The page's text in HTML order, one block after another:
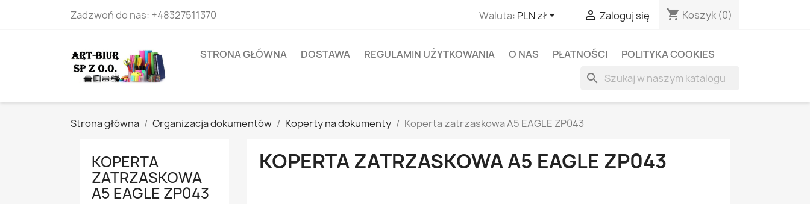
Zadzwoń do nas: +48327511370 Waluta: PLN zł  Zaloguj się shopping_cart Koszyk (0)
STRONA GŁÓWNA DOSTAWA REGULAMIN UŻYTKOWANIA O NAS PŁATNOŚCI POLITYKA COOKIES
search
Strona główna Organizacja dokumentów Koperty na dokumenty Koperta zatrzaskowa A5 EAGLE ZP043
KOPERTA
ZATRZASKOWA
A5 EAGLE ZP043
KOPERTA ZATRZASKOWA A5 EAGLE ZP043